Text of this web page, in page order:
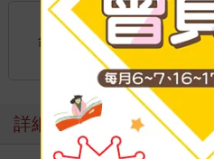
台灣
國內宅配：本島、
到店取貨：
不
詳細資料